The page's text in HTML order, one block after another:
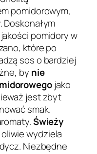
pomidorowym,
pomidory w
które po
sos o bardziej
by nie
jako
jest zbyt
smak.
Świeży
wydziela
Niezbędne